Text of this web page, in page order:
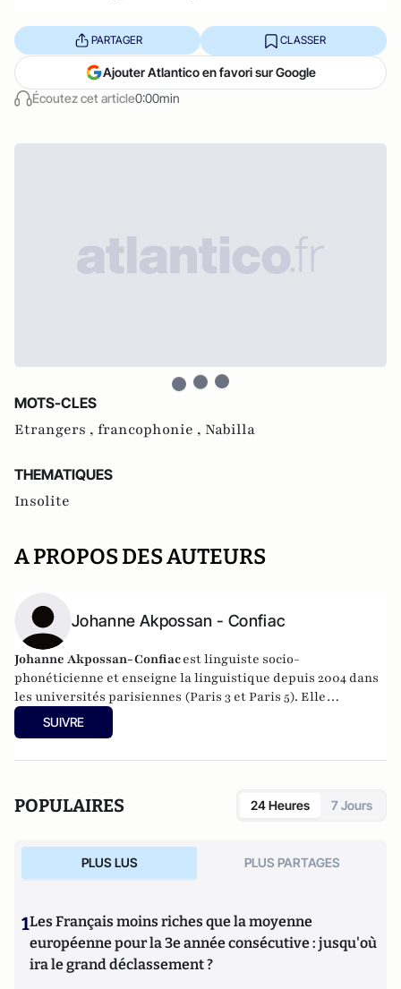
Écoutez cet article0:00min
PARTAGER CLASSER
Ajouter Atlantico en favori sur Google
MOTS-CLES
Etrangers , francophonie , Nabilla
THEMATIQUES
Insolite
A PROPOS DES AUTEURS
Johanne Akpossan - Confiac
Johanne Akpossan-Confiacest linguiste socio-
phonéticienne et enseigne la linguistique depuis 2004 dans
les universités parisiennes (Paris 3 et Paris 5). Elle
s’intéresse en particulier aux situations de contacts
linguistiques et aux variétés du français. E
SUIVRE
POPULAIRES 24 Heures 7 Jours
PLUS LUS PLUS PARTAGES
1Les Français moins riches que la moyenne
européenne pour la 3e année consécutive : jusqu'où
ira le grand déclassement ?